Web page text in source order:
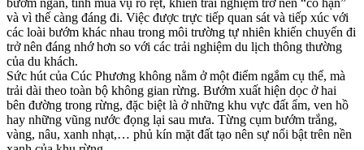
và vì thế càng đáng đi. Việc được trực tiếp quan sát và tiếp xúc với
các loài bướm khác nhau trong môi trường tự nhiên khiến chuyến đi
trở nên đáng nhớ hơn so với các trải nghiệm du lịch thông thường
của du khách.
Sức hút của Cúc Phương không nằm ở một điểm ngắm cụ thể, mà
trải dài theo toàn bộ không gian rừng. Bướm xuất hiện dọc ở hai
bên đường trong rừng, đặc biệt là ở những khu vực đất ẩm, ven hồ
hay những vũng nước đọng lại sau mưa. Từng cụm bướm trắng,
vàng, nâu, xanh nhạt,… phủ kín mặt đất tạo nên sự nổi bật trên nền